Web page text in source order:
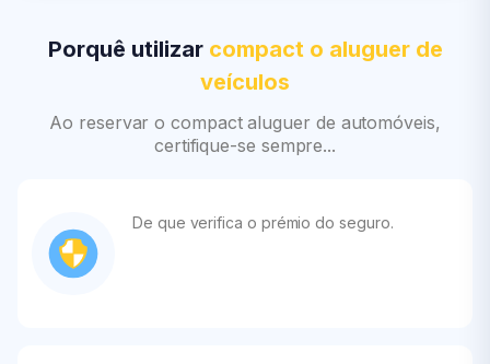
Porquê utilizar compact o aluguer de
veículos
Ao reservar o compact aluguer de automóveis,
certifique-se sempre...
De que verifica o prémio do seguro.